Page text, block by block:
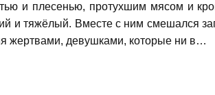
и плесенью, протухшим мясом и
и тяжёлый. Вместе с ним смешался
жертвами, девушками, которые ни в…